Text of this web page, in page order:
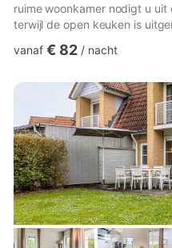
ruime woonkamer nodigt u
terwijl de open keuken is
langer verblijf. Boven zorgen
badkamer is voorzien van een
kopje koffie in de ochtend of
vanaf € 82 / nacht